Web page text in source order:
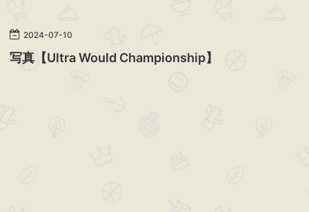
2024-07-10
写真【Ultra Would Championship】